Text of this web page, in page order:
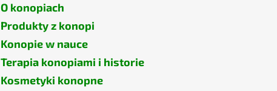
O konopiach
Produkty z konopi
Konopie w nauce
Terapia konopiami i historie
Kosmetyki konopne